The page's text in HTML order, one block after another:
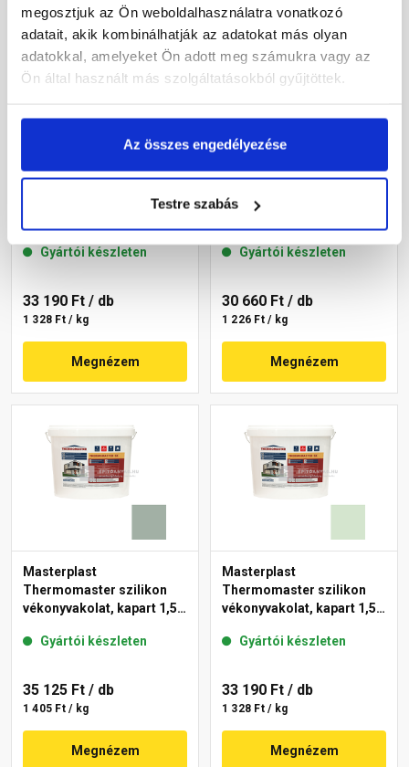
megosztjuk az Ön weboldalhasználatra vonatkozó
adatait, akik kombinálhatják az adatokat más olyan
adatokkal, amelyeket Ön adott meg számukra vagy az
Ön által használt más szolgáltatásokból gyűjtöttek.
Az összes engedélyezése
Testre szabás
Masterplast
Thermomaster szilikon
Gyártói készleten
33 190 Ft / db
1 328 Ft / kg
Megnézem
Masterplast
Thermomaster szilikon
Gyártói készleten
30 660 Ft / db
1 226 Ft / kg
Megnézem
Masterplast
Thermomaster szilikon
vékonyvakolat, kapart 1,5
Gyártói készleten
35 125 Ft / db
1 405 Ft / kg
Megnézem
Masterplast
Thermomaster szilikon
vékonyvakolat, kapart 1,5
Gyártói készleten
33 190 Ft / db
1 328 Ft / kg
Megnézem